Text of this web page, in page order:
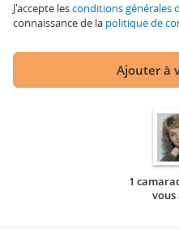
J'accepte lesconditions générales
connaissance de la politique de
Ajouter à
1
vous